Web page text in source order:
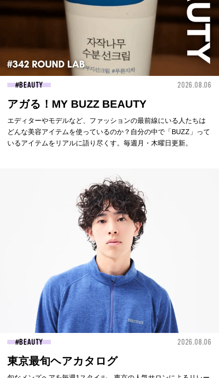
BEAUTY 2026.08.06
アガる！MY BUZZ BEAUTY
エディターやモデルなど、ファッションの最前線にいる人たちは
どんな美容アイテムを使っているのか？自分の中で「BUZZ」って
いるアイテムをリアルに語り尽くす。毎週月・木曜日更新。
BEAUTY 2026.08.06
東京最旬ヘアカタログ